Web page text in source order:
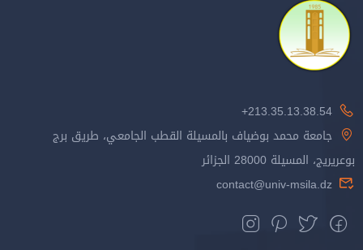
213.35.13.38.54+
جامعة محمد بوضياف بالمسيلة القطب الجامعي، طريق برج
بوعريريج، المسيلة 28000 الجزائر
contact@univ-msila.dz